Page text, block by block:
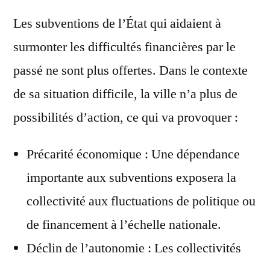
Les subventions de l’État qui aidaient à
surmonter les difficultés financières par le
passé ne sont plus offertes. Dans le contexte
de sa situation difficile, la ville n’a plus de
possibilités d’action, ce qui va provoquer :
Précarité économique : Une dépendance
importante aux subventions exposera la
collectivité aux fluctuations de politique ou
de financement à l’échelle nationale.
Déclin de l’autonomie : Les collectivités